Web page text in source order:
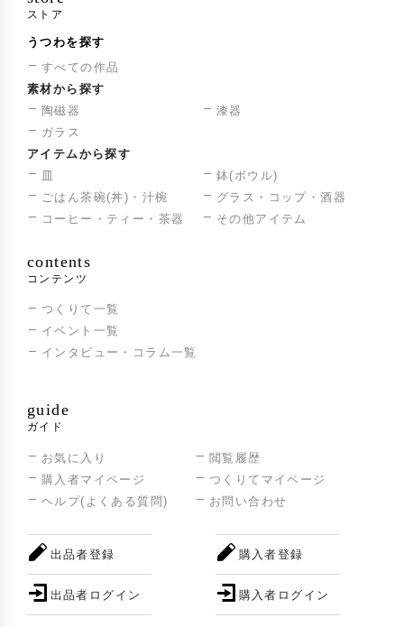
ストア
うつわを探す
すべての作品
素材から探す
陶磁器
漆器
ガラス
アイテムから探す
皿
鉢(ボウル)
ごはん茶碗(丼)・汁椀
グラス・コップ・酒器
コーヒー・ティー・茶器
その他アイテム
contents
コンテンツ
つくりて一覧
イベント一覧
インタビュー・コラム一覧
guide
ガイド
お気に入り
閲覧履歴
購入者マイページ
つくりてマイページ
ヘルプ(よくある質問)
お問い合わせ
出品者登録
出品者ログイン
購入者登録
購入者ログイン